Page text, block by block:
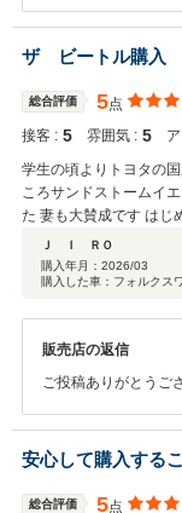
ど、ご不安もあった
これからの楽しいカ
最大限サポートをさ
今後とも宜しくお願
ザ ビートル購入
総合評価 5点
接客 : 5 雰囲気 : 5
学生の頃よりトヨタの
ころサンドストームイ
た 妻も大賛成です はじ
担当者の方が親切丁寧
魅力的な方で安心して
Ｊ Ｉ ＲＯ
購入年月： 2026/03
購入した車：フォルク
販売店の返信
ご投稿ありがとうご
しいカーライフを安
トをさせて頂きます
くお願い致します。
安心して購入する
総合評価 5点